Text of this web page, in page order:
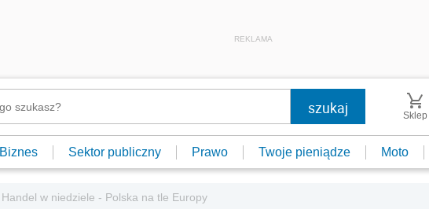
REKLAMA
Sklep
Biznes Sektor publiczny Prawo Twoje pieniądze Moto
Handel w niedziele - Polska na tle Europy